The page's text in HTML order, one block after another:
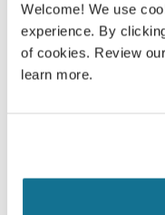
Welcome! We use
experience. By
of cookies. Review our
learn more.